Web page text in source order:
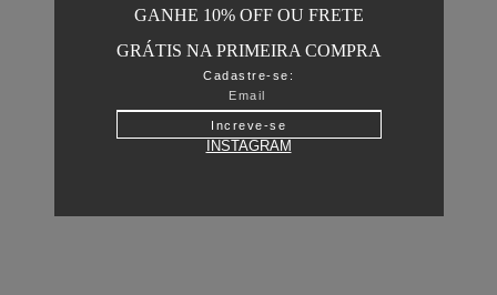
GANHE 10% OFF OU FRETE
GRÁTIS NA PRIMEIRA COMPRA
Cadastre-se:
Increve-se
INSTAGRAM